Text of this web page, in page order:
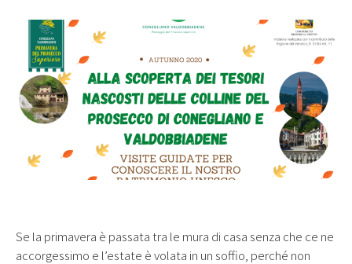
Se la primavera è passata tra le mura di casa senza che ce ne
accorgessimo e l’estate è volata in un soffio, perché non